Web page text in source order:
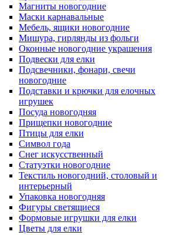
Магниты новогодние
Маски карнавальные
Мебель, ящики новогодние
Мишура, гирлянды из фольги
Оконные новогодние украшения
Подвески для елки
Подсвечники, фонари, свечи
новогодние
Подставки и крючки для елочных
игрушек
Посуда новогодняя
Прищепки новогодние
Птицы для елки
Символ года
Снег искусственный
Статуэтки новогодние
Текстиль новогодний, столовый и
интерьерный
Упаковка новогодняя
Фигуры светящиеся
Формовые игрушки для елки
Цветы для елки